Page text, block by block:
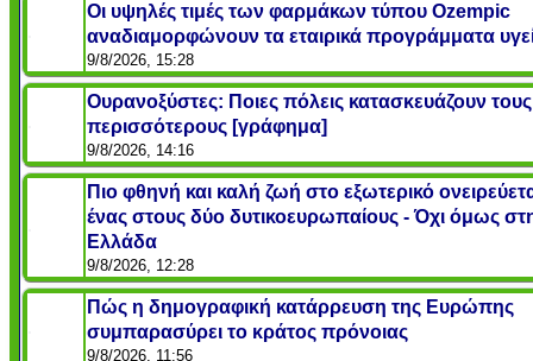
Οι υψηλές τιμές των φαρμάκων τύπου Ozempic
αναδιαμορφώνουν τα εταιρικά προγράμματα
9/8/2026, 15:28
Ουρανοξύστες: Ποιες πόλεις κατασκευάζουν τους
περισσότερους [γράφημα]
9/8/2026, 14:16
Πιο φθηνή και καλή ζωή στο εξωτερικό
ένας στους δύο δυτικοευρωπαίους - Όχι όμως
Ελλάδα
9/8/2026, 12:28
Πώς η δημογραφική κατάρρευση της Ευρώπης
συμπαρασύρει το κράτος πρόνοιας
9/8/2026, 11:56